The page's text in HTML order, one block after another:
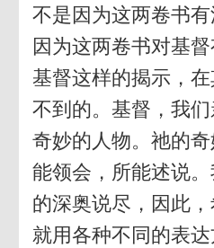
不是因为这两卷书
因为这两卷书对基
基督这样的揭示，
不到的。基督，我
奇妙的人物。祂的
能领会，所能述说
的深奥说尽，因此
就用各种不同的表